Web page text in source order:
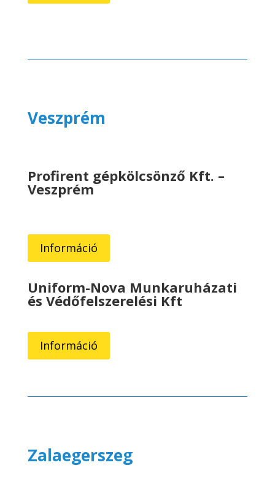
Veszprém
Profirent gépkölcsönző Kft. –
Veszprém
Információ
Uniform-Nova Munkaruházati
és Védőfelszerelési Kft
Információ
Zalaegerszeg